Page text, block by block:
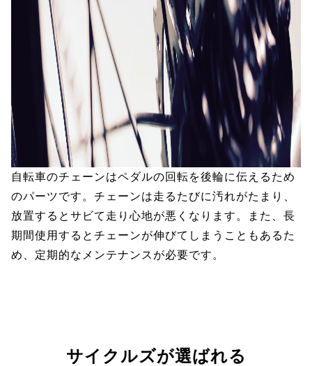
自転車のチェーンはペダルの回転を後輪に伝えるため
のパーツです。チェーンは走るたびに汚れがたまり、
放置するとサビて走り心地が悪くなります。また、長
期間使用するとチェーンが伸びてしまうこともあるた
め、定期的なメンテナンスが必要です。
サイクルズが選ばれる